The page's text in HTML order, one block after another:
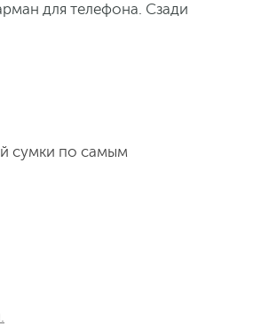
для телефона. Сзади
сумки по самым